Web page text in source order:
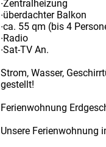
∙Zentralheizung
∙überdachter Balkon
∙ca. 55 qm (bis 4
∙Radio
∙Sat-TV An.
Strom, Wasser,
gestellt!
Ferienwohnung
Unsere Ferienwohnung